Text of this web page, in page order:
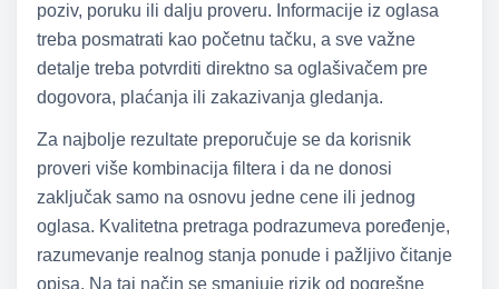
poziv, poruku ili dalju proveru. Informacije iz oglasa
treba posmatrati kao početnu tačku, a sve važne
detalje treba potvrditi direktno sa oglašivačem pre
dogovora, plaćanja ili zakazivanja gledanja.
Za najbolje rezultate preporučuje se da korisnik
proveri više kombinacija filtera i da ne donosi
zaključak samo na osnovu jedne cene ili jednog
oglasa. Kvalitetna pretraga podrazumeva poređenje,
razumevanje realnog stanja ponude i pažljivo čitanje
opisa. Na taj način se smanjuje rizik od pogrešne